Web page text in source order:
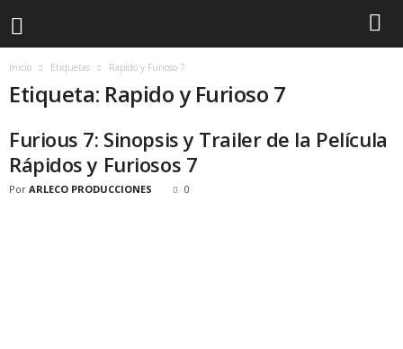
Inicio Etiquetas Rapido y Furioso 7
Etiqueta: Rapido y Furioso 7
Furious 7: Sinopsis y Trailer de la Película
Rápidos y Furiosos 7
Por ARLECO PRODUCCIONES 0